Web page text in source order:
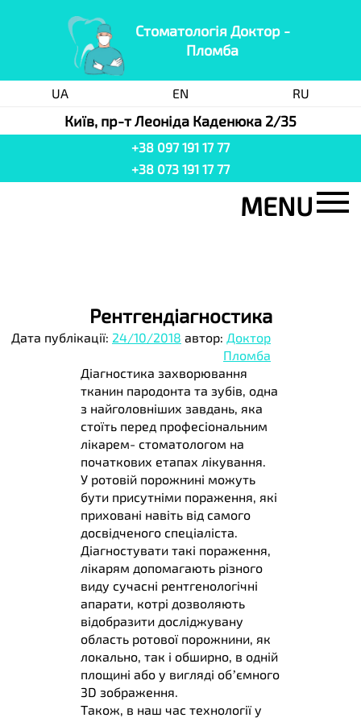
Стоматологія Доктор -
Пломба
UA EN RU
Київ, пр-т Леоніда Каденюка 2/35
+38 097 191 17 77
+38 073 191 17 77
MENU
Акція
Команда
Лікування в Україні
Фото
Блог
Контакти
Рентгендіагностика
Дата публікації: 24/10/2018 автор: Доктор
Пломба
Діагностика захворювання
тканин пародонта та зубів, одна
з найголовніших завдань, яка
стоїть перед професіональним
лікарем- стоматологом на
початкових етапах лікування.
У ротовій порожнині можуть
бути присутніми пораження, які
приховані навіть від самого
досвідченого спеціаліста.
Діагностувати такі пораження,
лікарям допомагають різного
виду сучасні рентгенологічні
апарати, котрі дозволяють
відобразити досліджувану
область ротової порожнини, як
локально, так і обширно, в одній
площині або у вигляді об’ємного
3D зображення.
Також, в наш час технології у